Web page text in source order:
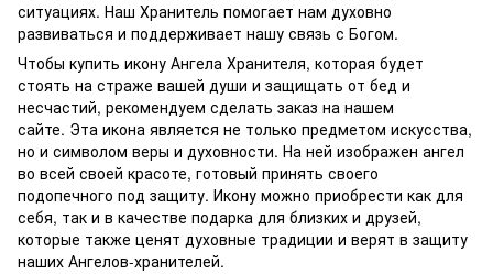
ситуациях. Наш Хранитель помогает нам духовно
развиваться и поддерживает нашу связь с Богом.
Чтобы купить икону Ангела Хранителя, которая будет
стоять на страже вашей души и защищать от бед и
несчастий, рекомендуем сделать заказ на нашем
сайте. Эта икона является не только предметом искусства,
но и символом веры и духовности. На ней изображен ангел
во всей своей красоте, готовый принять своего
подопечного под защиту. Икону можно приобрести как для
себя, так и в качестве подарка для близких и друзей,
которые также ценят духовные традиции и верят в защиту
наших Ангелов-хранителей.